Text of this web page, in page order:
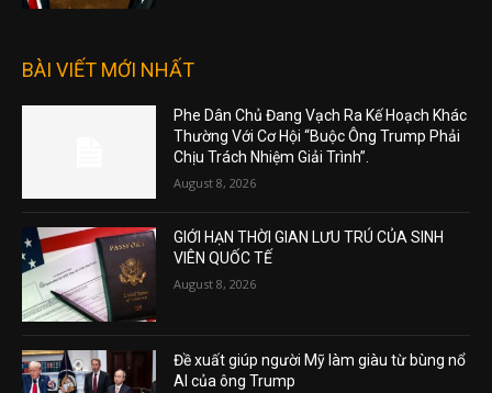
BÀI VIẾT MỚI NHẤT
Phe Dân Chủ Đang Vạch Ra Kế Hoạch Khác
Thường Với Cơ Hội “Buộc Ông Trump Phải
Chịu Trách Nhiệm Giải Trình”.
August 8, 2026
GIỚI HẠN THỜI GIAN LƯU TRÚ CỦA SINH
VIÊN QUỐC TẾ
August 8, 2026
Đề xuất giúp người Mỹ làm giàu từ bùng nổ
AI của ông Trump